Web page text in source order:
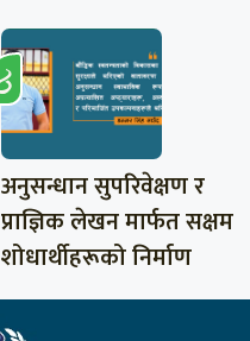
अनुसन्धान सुपरिवेक्षण र
प्राज्ञिक लेखन मार्फत सक्षम
शोधार्थीहरूको निर्माण